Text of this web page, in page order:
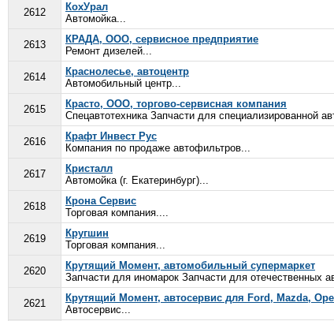
2612
КохУрал
Автомойка...
2613
КРАДА, ООО, сервисное предприятие
Ремонт дизелей...
2614
Краснолесье, автоцентр
Автомобильный центр...
2615
Красто, ООО, торгово-сервисная компания
Спецавтотехника Запчасти для специализированной
2616
Крафт Инвест Рус
Компания по продаже автофильтров...
2617
Кристалл
Автомойка (г. Екатеринбург)...
2618
Крона Сервис
Торговая компания....
2619
Кругшин
Торговая компания...
2620
Крутящий Момент, автомобильный супермаркет
Запчасти для иномарок Запчасти для
2621
Крутящий Момент, автосервис для Ford, Mazda, Opel
Автосервис...